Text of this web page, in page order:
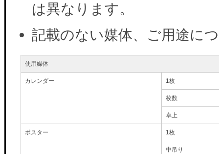
は異なります。
記載のない媒体、ご用途に
使用媒体
カレンダー 1枚
枚数
卓上
ポスター 1枚
中吊り